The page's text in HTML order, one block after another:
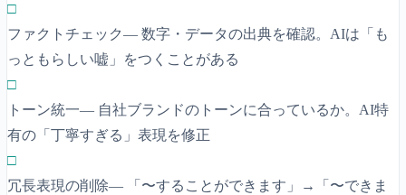
□
ファクトチェック— 数字・データの出典を確認。AIは「も
っともらしい嘘」をつくことがある
□
トーン統一— 自社ブランドのトーンに合っているか。AI特
有の「丁寧すぎる」表現を修正
□
冗長表現の削除—
「〜することができます」→「〜できま